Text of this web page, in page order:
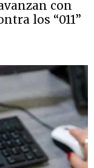
con
los “011”